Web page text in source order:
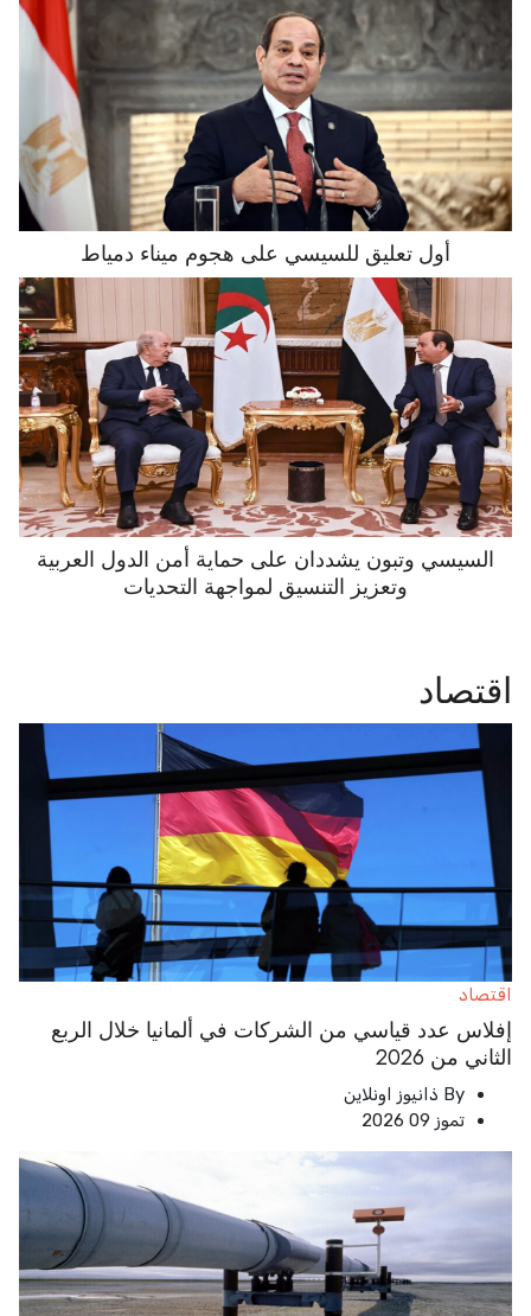
أول تعليق للسيسي على هجوم ميناء دمياط
السيسي وتبون يشددان على حماية أمن الدول العربية
وتعزيز التنسيق لمواجهة التحديات
اقتصاد
اقتصاد
إفلاس عدد قياسي من الشركات في ألمانيا خلال الربع
الثاني من 2026
By ذانيوز اونلاين
تموز 09 2026